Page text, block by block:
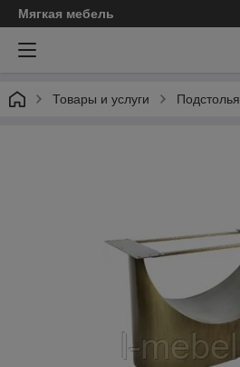
Мягкая мебель
Товары и услуги Подстолья